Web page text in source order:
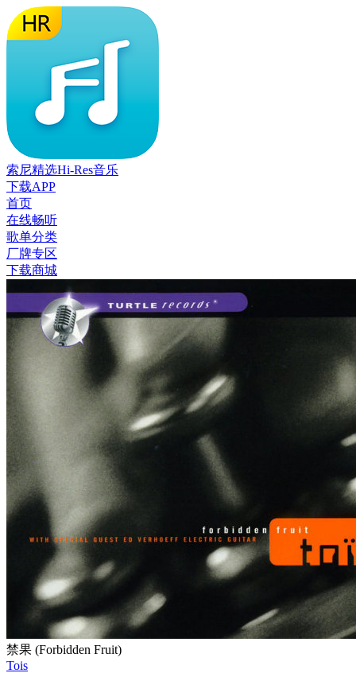
索尼精选Hi-Res音乐
下载APP
首页
在线畅听
歌单分类
厂牌专区
下载商城
禁果 (Forbidden Fruit)
Tois